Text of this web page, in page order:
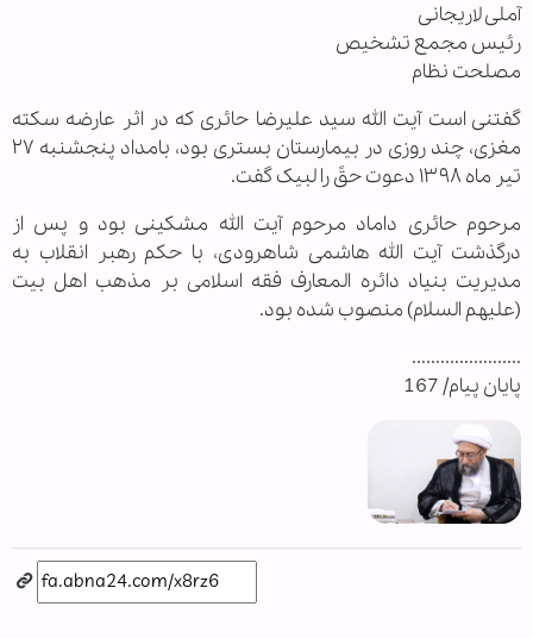
آملی لاریجانی
رئیس مجمع تشخیص
مصلحت نظام
گفتنی است آیت الله سید علیرضا حائری که در اثر عارضه سکته
مغزی، چند روزی در بیمارستان بستری بود، بامداد پنجشنبه ٢٧
تیر ماه ١٣٩٨ دعوت حقً را لبیک گفت.
مرحوم حائری داماد مرحوم آیت الله مشکینی بود و پس از
درگذشت آیت الله هاشمی شاهرودی، با حکم رهبر انقلاب به
مدیریت بنیاد دائره المعارف فقه اسلامی بر مذهب اهل بیت
(علیهم السلام) منصوب شده بود.
.......................
پایان پیام/ 167